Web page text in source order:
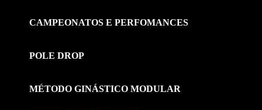
CAMPEONATOS E PERFOMANCES
POLE DROP
MÉTODO GINÁSTICO MODULAR